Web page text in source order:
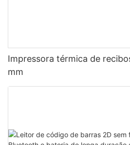
Impressora térmica de
mm